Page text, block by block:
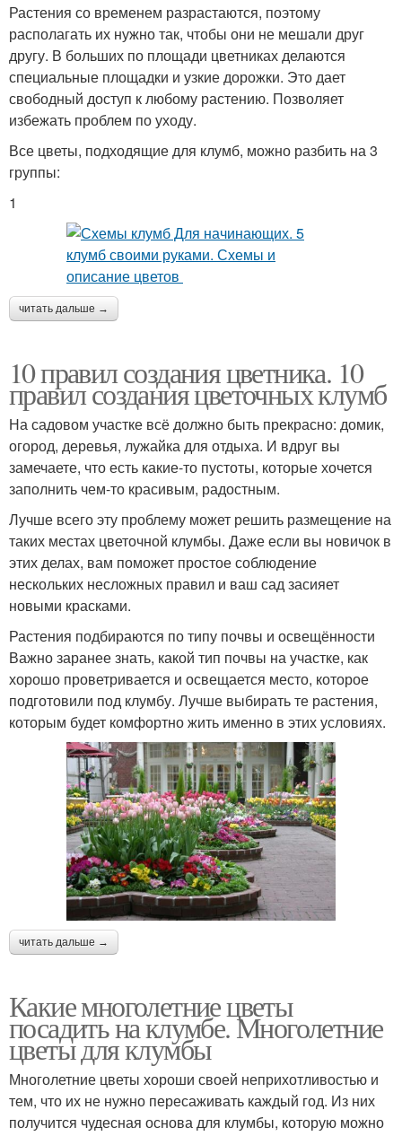
Растения со временем разрастаются, поэтому
располагать их нужно так, чтобы они не мешали друг
другу. В больших по площади цветниках делаются
специальные площадки и узкие дорожки. Это дает
свободный доступ к любому растению. Позволяет
избежать проблем по уходу.
Все цветы, подходящие для клумб, можно разбить на 3
группы:
1
читать дальше →
10 правил создания цветника. 10
правил создания цветочных клумб
На садовом участке всё должно быть прекрасно: домик,
огород, деревья, лужайка для отдыха. И вдруг вы
замечаете, что есть какие-то пустоты, которые хочется
заполнить чем-то красивым, радостным.
Лучше всего эту проблему может решить размещение на
таких местах цветочной клумбы. Даже если вы новичок в
этих делах, вам поможет простое соблюдение
нескольких несложных правил и ваш сад засияет
новыми красками.
Растения подбираются по типу почвы и освещённости
Важно заранее знать, какой тип почвы на участке, как
хорошо проветривается и освещается место, которое
подготовили под клумбу. Лучше выбирать те растения,
которым будет комфортно жить именно в этих условиях.
читать дальше →
Какие многолетние цветы
посадить на клумбе. Многолетние
цветы для клумбы
Многолетние цветы хороши своей неприхотливостью и
тем, что их не нужно пересаживать каждый год. Из них
получится чудесная основа для клумбы, которую можно